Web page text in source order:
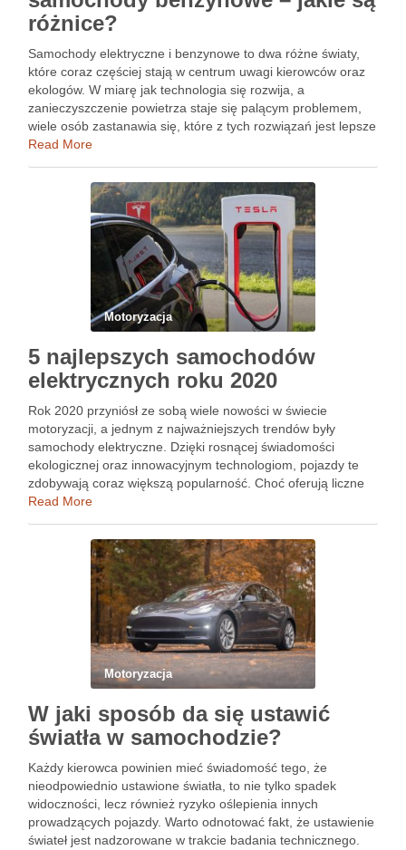
różnice?
Samochody elektryczne i benzynowe to dwa różne światy,
które coraz częściej stają w centrum uwagi kierowców oraz
ekologów. W miarę jak technologia się rozwija, a
zanieczyszczenie powietrza staje się palącym problemem,
wiele osób zastanawia się, które z tych rozwiązań jest lepsze
dla ich potrzeb i dla planety. Różnice w napędzie, …
Read More
Motoryzacja
5 najlepszych samochodów
elektrycznych roku 2020
Rok 2020 przyniósł ze sobą wiele nowości w świecie
motoryzacji, a jednym z najważniejszych trendów były
samochody elektryczne. Dzięki rosnącej świadomości
ekologicznej oraz innowacyjnym technologiom, pojazdy te
zdobywają coraz większą popularność. Choć oferują liczne
zalety, takie jak niskie koszty eksploatacji i nowoczesne
Read More
Motoryzacja
W jaki sposób da się ustawić
światła w samochodzie?
Każdy kierowca powinien mieć świadomość tego, że
nieodpowiednio ustawione światła, to nie tylko spadek
widoczności, lecz również ryzyko oślepienia innych
prowadzących pojazdy. Warto odnotować fakt, że ustawienie
świateł jest nadzorowane w trakcie badania technicznego.